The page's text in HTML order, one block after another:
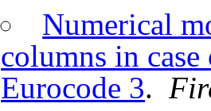
Numerical
columns in
Eurocode 3.